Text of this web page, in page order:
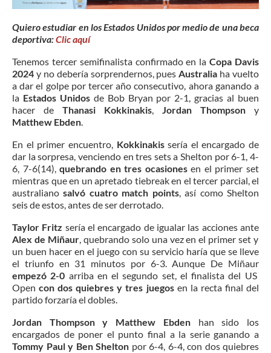
Quiero estudiar en los Estados Unidos por medio de una beca
deportiva:Clic aquí
Tenemos tercer semifinalista confirmado en la Copa Davis
2024 y no debería sorprendernos, pues Australia ha vuelto
a dar el golpe por tercer año consecutivo, ahora ganando a
la Estados Unidosde Bob Bryan por 2-1, gracias al buen
hacer de Thanasi Kokkinakis Jordan Thompson y
Matthew Ebden
En el primer encuentro, Kokkinakissería el encargado de
dar la sorpresa, venciendo en tres sets a Shelton por 6-1, 4-
6, 7-6(14),quebrando en tres ocasionesen el primer set
mientras que en un apretado tiebreak en el tercer parcial, el
australianosalvó cuatro match points, así como Shelton
seis de estos, antes de ser derrotado.
Taylor Fritz sería el encargado de igualar las acciones ante
Alex de Miñaur, quebrando solo una vez en el primer set y
un buen hacer en el juego con su servicio haría que se lleve
el triunfo en 31 minutos por 6-3. Aunque De Miñaur
empezó 2-0 arriba en el segundo set, el finalista del US
Open con dos quiebres y tres juegosen la recta final del
partido forzaría el dobles.
Jordan Thompson y Matthew Ebdenhan sido los
encargados de poner el punto final a la serie ganando a
Tommy Paul y Ben Shelton por 6-4, 6-4, con dos quiebres